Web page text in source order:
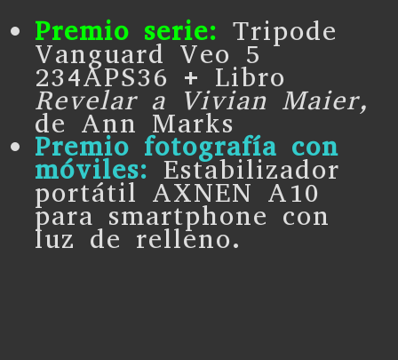
Premio serie: Tripode
Vanguard Veo 5
234APS36 + Libro
Revelar a Vivian Maier,
de Ann Marks
Premio fotografía con
móviles: Estabilizador
portátil AXNEN A10
para smartphone con
luz de relleno.